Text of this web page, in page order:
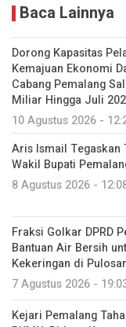
Baca Lainnya
Dorong Kapasitas
Kemajuan Ekonomi
Cabang Pemalang
Miliar Hingga Juli
10 Agustus 2026 -
Aris Ismail Tegaskan
Wakil Bupati
8 Agustus 2026 -
Fraksi Golkar DPRD
Bantuan Air Bersih
Kekeringan di
7 Agustus 2026 -
Kejari Pemalang